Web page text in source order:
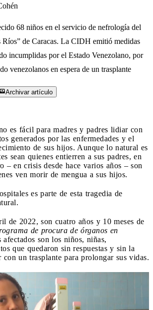
68 niños en el servicio de nefrología del
Ríos” de Caracas. La CIDH emitió medidas
incumplidas por el Estado Venezolano, por
venezolanos en espera de un trasplante
Archivar artículo
es fácil para madres y padres lidiar con
generados por las enfermedades y el
de sus hijos. Aunque lo natural es
sean quienes entierren a sus padres, en
– en crisis desde hace varios años – son
ven morir de mengua a sus hijos.
es parte de esta tragedia de
de 2022, son cuatro años y 10 meses de
de procura de órganos en
afectados son los niños, niñas,
que quedaron sin respuestas y sin la
con un trasplante para prolongar sus vidas.